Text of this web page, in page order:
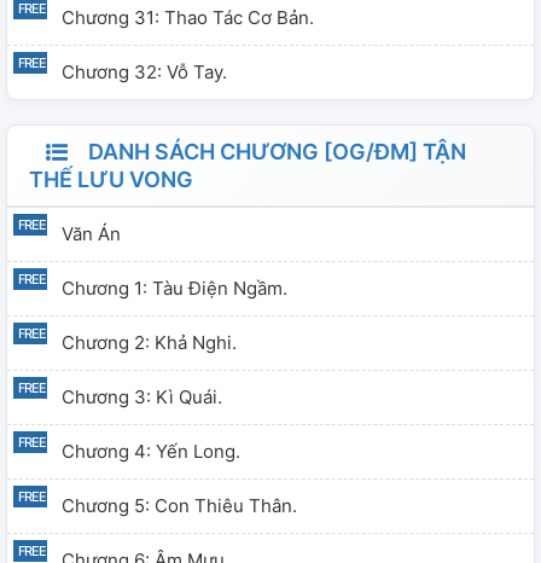
Chương 31: Thao Tác Cơ Bản.
Chương 32: Vỗ Tay.
DANH SÁCH CHƯƠNG [OG/ĐM] TẬN
THẾ LƯU VONG
Văn Án
Chương 1: Tàu Điện Ngầm.
Chương 2: Khả Nghi.
Chương 3: Kì Quái.
Chương 4: Yến Long.
Chương 5: Con Thiêu Thân.